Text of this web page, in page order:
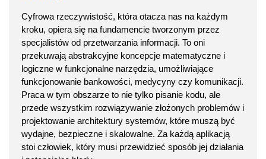
Cyfrowa rzeczywistość, która otacza nas na każdym
kroku, opiera się na fundamencie tworzonym przez
specjalistów od przetwarzania informacji. To oni
przekuwają abstrakcyjne koncepcje matematyczne i
logiczne w funkcjonalne narzędzia, umożliwiające
funkcjonowanie bankowości, medycyny czy komunikacji.
Praca w tym obszarze to nie tylko pisanie kodu, ale
przede wszystkim rozwiązywanie złożonych problemów i
projektowanie architektury systemów, które muszą być
wydajne, bezpieczne i skalowalne. Za każdą aplikacją
stoi człowiek, który musi przewidzieć sposób jej działania